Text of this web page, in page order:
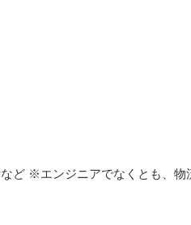
ど ※エンジニアでなくとも、